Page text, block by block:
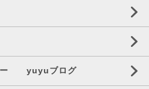
ー yuyuブログ